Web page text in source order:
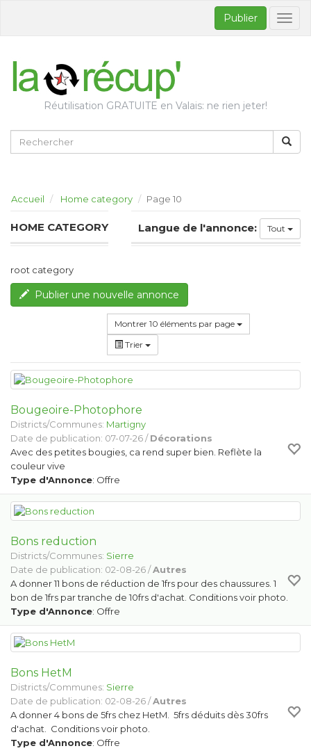
Publier
Réutilisation GRATUITE en Valais: ne rien jeter!
Accueil Home category Page 10
HOME CATEGORY Langue de l'annonce: Tout
root category
Publier une nouvelle annonce
Montrer 10 éléments par page
Trier
Bougeoire-Photophore
Districts/Communes: Martigny
Date de publication: 07-07-26 /Décorations
Avec des petites bougies, ca rend super bien. Reflète la
couleur vive
Type d'Annonce: Offre
Bons reduction
Districts/Communes: Sierre
Date de publication: 02-08-26 /Autres
A donner 11 bons de réduction de 1frs pour des chaussures. 1
bon de 1frs par tranche de 10frs d'achat. Conditions voir photo.
Type d'Annonce: Offre
Bons HetM
Districts/Communes: Sierre
Date de publication: 02-08-26 /Autres
A donner 4 bons de 5frs chez HetM. 5frs déduits dès 30frs
d'achat. Conditions voir photo.
Type d'Annonce: Offre